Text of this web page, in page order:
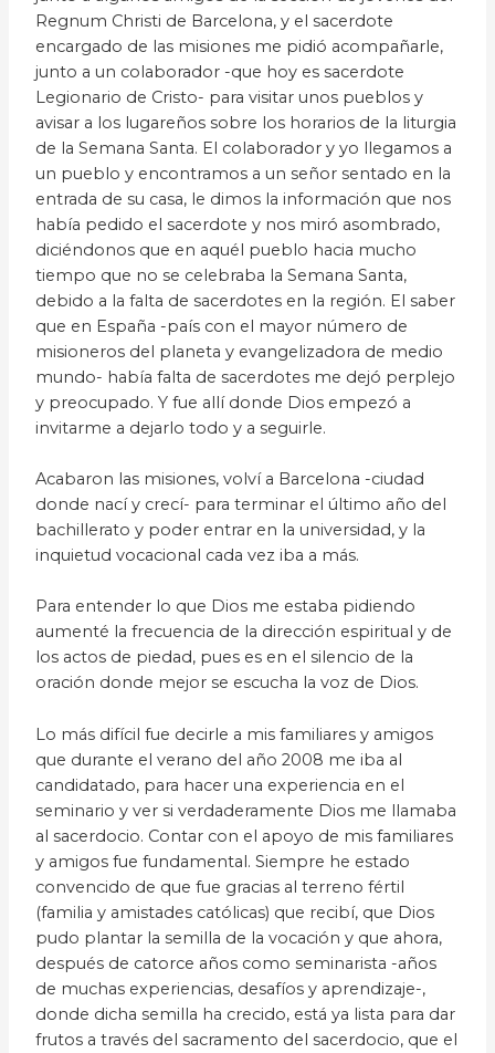
Regnum Christi de Barcelona, y el sacerdote
encargado de las misiones me pidió acompañarle,
junto a un colaborador -que hoy es sacerdote
Legionario de Cristo- para visitar unos pueblos y
avisar a los lugareños sobre los horarios de la liturgia
de la Semana Santa. El colaborador y yo llegamos a
un pueblo y encontramos a un señor sentado en la
entrada de su casa, le dimos la información que nos
había pedido el sacerdote y nos miró asombrado,
diciéndonos que en aquél pueblo hacia mucho
tiempo que no se celebraba la Semana Santa,
debido a la falta de sacerdotes en la región. El saber
que en España -país con el mayor número de
misioneros del planeta y evangelizadora de medio
mundo- había falta de sacerdotes me dejó perplejo
y preocupado. Y fue allí donde Dios empezó a
invitarme a dejarlo todo y a seguirle.
Acabaron las misiones, volví a Barcelona -ciudad
donde nací y crecí- para terminar el último año del
bachillerato y poder entrar en la universidad, y la
inquietud vocacional cada vez iba a más.
Para entender lo que Dios me estaba pidiendo
aumenté la frecuencia de la dirección espiritual y de
los actos de piedad, pues es en el silencio de la
oración donde mejor se escucha la voz de Dios.
Lo más difícil fue decirle a mis familiares y amigos
que durante el verano del año 2008 me iba al
candidatado, para hacer una experiencia en el
seminario y ver si verdaderamente Dios me llamaba
al sacerdocio. Contar con el apoyo de mis familiares
y amigos fue fundamental. Siempre he estado
convencido de que fue gracias al terreno fértil
(familia y amistades católicas) que recibí, que Dios
pudo plantar la semilla de la vocación y que ahora,
después de catorce años como seminarista -años
de muchas experiencias, desafíos y aprendizaje-,
donde dicha semilla ha crecido, está ya lista para dar
frutos a través del sacramento del sacerdocio, que el